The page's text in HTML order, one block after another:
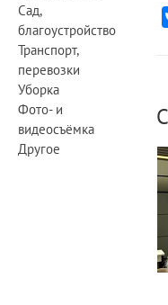
Сад,
благоустройство
Транспорт,
перевозки
Уборка
Фото- и
видеосъёмка
Другое